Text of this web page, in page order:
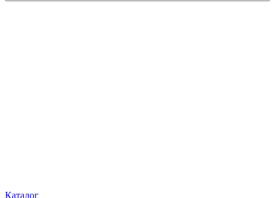
Каталог